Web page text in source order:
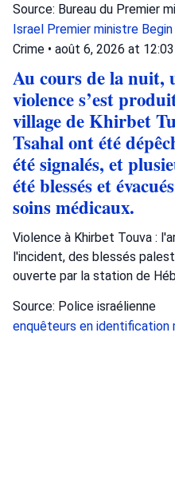
Source: Bureau du Premier
Israel Premier ministre Begin
Crime • août 6, 2026 at
Au cours de la nuit,
violence s’est
village de Khirbet
Tsahal ont été
été signalés, et
été blessés et
soins médicaux.
Violence à Khirbet Touva :
l'incident, des blessés
ouverte par la station de
Source: Police israélienne
enquêteurs en identification